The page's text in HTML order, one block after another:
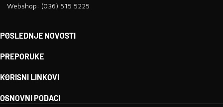
Webshop: (036) 515 5225
POSLEDNJE NOVOSTI
PREPORUKE
KORISNI LINKOVI
OSNOVNI PODACI